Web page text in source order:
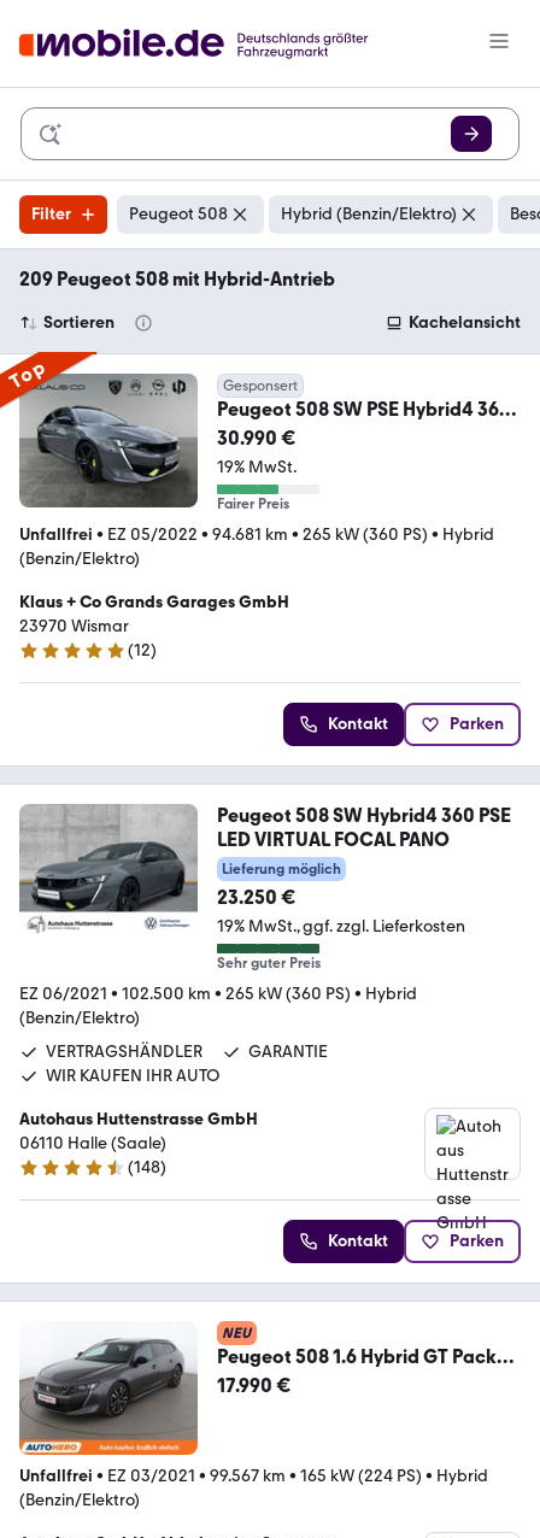
Filter Peugeot 508 Hybrid (Benzin/Elektro)
209 Peugeot 508 mit Hybrid-Antrieb
Sortieren Kachelansicht
Top Gesponsert
Peugeot 508 SW PSE Hybrid4 360
*Schiebedach*Navi*Cam*Sou
30.990 €
19% MwSt.
Fairer Preis
Unfallfrei • EZ 05/2022 • 94.681 km • 265 kW (360 PS) • Hybrid
(Benzin/Elektro)
Klaus + Co Grands Garages GmbH
23970 Wismar
4.9 Sterne
(12)
Kontakt Parken
Peugeot 508 SW Hybrid4 360 PSE
LED VIRTUAL FOCAL PANO
Lieferung möglich
23.250 €
19% MwSt. ggf. zzgl. Lieferkosten
Sehr guter Preis
EZ 06/2021 • 102.500 km • 265 kW (360 PS) • Hybrid
(Benzin/Elektro)
VERTRAGSHÄNDLER
GARANTIE
WIR KAUFEN IHR AUTO
Autohaus Huttenstrasse GmbH
06110 Halle (Saale)
4.7 Sterne
(148)
Kontakt Parken
NEU
Peugeot 508 1.6 Hybrid GT Pack
Aut.*NAVI*LED*CAM*ACC*SHZ
17.990 €
Unfallfrei • EZ 03/2021 • 99.567 km • 165 kW (224 PS) • Hybrid
(Benzin/Elektro)